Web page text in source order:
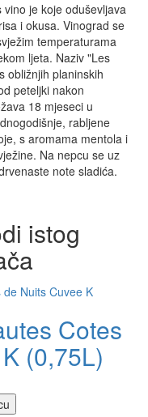
je koje oduševljava
i okusa. Vinograd se
temperaturama
ljeta. Naziv "Les
obližnjih planinskih
peteljki nakon
18 mjeseci u
rabljene
s aromama mentola i
Na nepcu se uz
note sladića.
istog
Cotes
(0,75L)